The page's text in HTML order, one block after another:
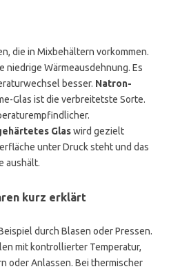
die in Mixbehältern vorkommen.
niedrige Wärmeausdehnung. Es
besser. Natron-
Glas ist die verbreitetste Sorte.
Glaswird gezielt
unter Druck steht und das
aushält.
kurz erklärt
durch Blasen oder Pressen.
mit kontrollierter Temperatur,
oder Anlassen. Bei thermischer